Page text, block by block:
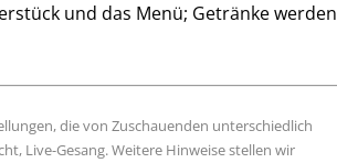
und das Menü; Getränke werden
die von Zuschauenden unterschiedlich
Live-Gesang. Weitere Hinweise stellen wir